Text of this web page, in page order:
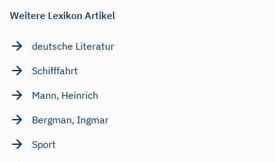
Weitere Lexikon Artikel
deutsche Literatur
Schifffahrt
Mann, Heinrich
Bergman, Ingmar
Sport